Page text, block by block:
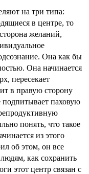
на три типа:
в центре, то
желаний,
Она как бы
Она начинается
пересекает
в правую сторону
паховую
понять, что такое
из этого
об этом, он все
как сохранить
этот центр связан с